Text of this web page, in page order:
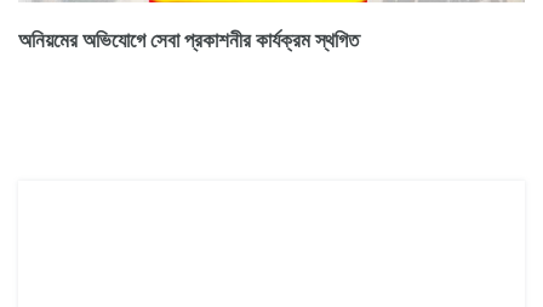
অনিয়মের অভিযোগে সেবা প্রকাশনীর কার্যক্রম স্থগিত